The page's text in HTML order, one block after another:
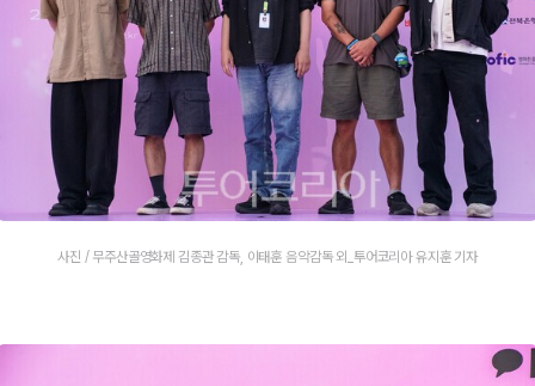
사진 / 무주산골영화제 김종관 감독, 이태훈 음악감독 외_투어코리아 유지훈 기자